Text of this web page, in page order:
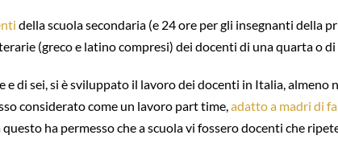
della scuola secondaria (e 24 ore per gli insegnanti della
(greco e latino compresi) dei docenti di una quarta o
di sei, si è sviluppato il lavoro dei docenti in Italia, almeno
considerato come un lavoro part time,adatto a madri di
ha permesso che a scuola vi fossero docenti che